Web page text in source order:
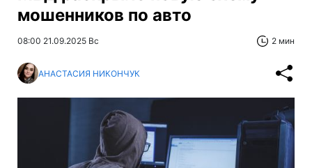
мошенников по авто
08:00 21.09.2025 Вс 2 мин
АНАСТАСИЯ НИКОНЧУК